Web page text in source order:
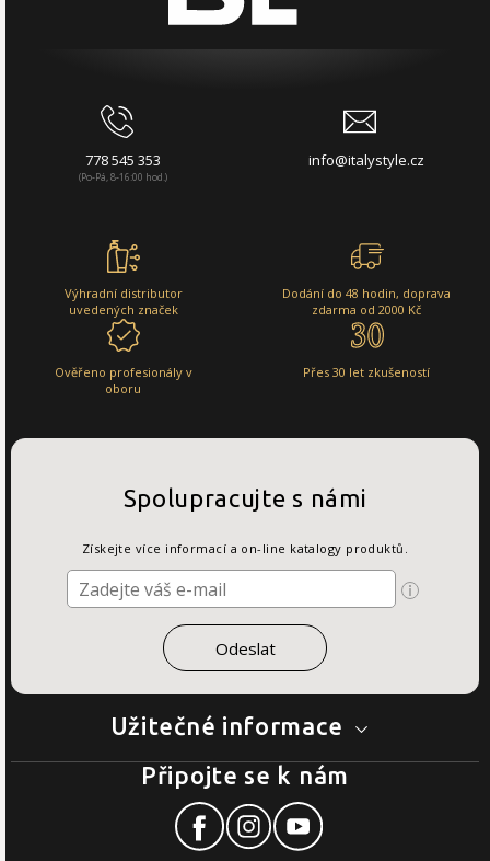
778 545 353
(Po-Pá, 8-16:00 hod.)
info@italystyle.cz
Výhradní distributor
uvedených značek
Dodání do 48 hodin, doprava
zdarma od 2000 Kč
Ověřeno profesionály v
oboru
Přes 30 let zkušeností
Užitečné informace
Spolupracujte s námi
Získejte více informací a on-line katalogy produktů.
Připojte se k nám